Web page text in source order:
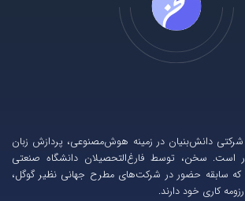
دانش‌بنیان در زمینه هوش‌مصنوعی، پردازش زبان
است. سخن، توسط فارغ‌التحصیلان دانشگاه صنعتی
که سابقه حضور در شرکت‌های مطرح جهانی نظیر گوگل،
کاری خود دارند.